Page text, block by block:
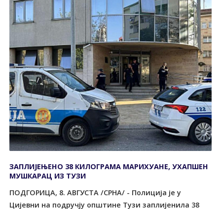
ЗАПЛИЈЕЊЕНО 38 КИЛОГРАМА МАРИХУАНЕ, УХАПШЕН
МУШКАРАЦ ИЗ ТУЗИ
ПОДГОРИЦА, 8. АВГУСТА /СРНА/ - Полиција је у
Цијевни на подручју општине Tузи заплијенила 38